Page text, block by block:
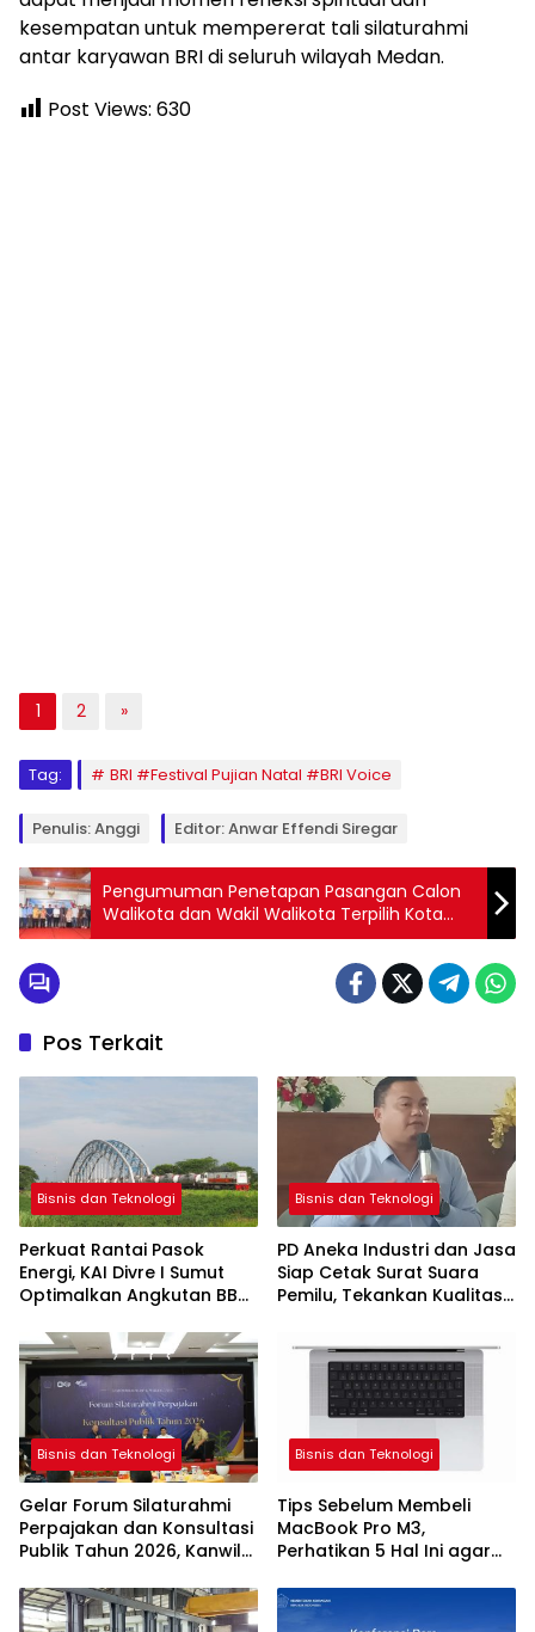
kesempatan untuk mempererat tali silaturahmi
antar karyawan BRI di seluruh wilayah Medan.
Post Views: 630
1 2 »
Tag: BRI #Festival Pujian Natal #BRI Voice
Penulis: Anggi Editor: Anwar Effendi Siregar
Pengumuman Penetapan Pasangan Calon
Walikota dan Wakil Walikota Terpilih Kota
Tebing Tinggi 2024
Pos Terkait
Bisnis dan Teknologi
Perkuat Rantai Pasok
Energi, KAI Divre I Sumut
Optimalkan Angkutan BBM
Bisnis dan Teknologi
PD Aneka Industri dan Jasa
Siap Cetak Surat Suara
Pemilu, Tekankan Kualitas
Bisnis dan Teknologi
Gelar Forum Silaturahmi
Perpajakan dan Konsultasi
Publik Tahun 2026, Kanwil
dengan Pemangku
Kepentingan
Bisnis dan Teknologi
Tips Sebelum Membeli
MacBook Pro M3,
Perhatikan 5 Hal Ini agar